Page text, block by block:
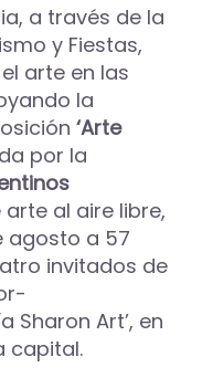
a través de la
y Fiestas,
arte en las
la
‘Arte
por la
al aire libre,
agosto a 57
invitados de
Sharon Art’, en
capital.